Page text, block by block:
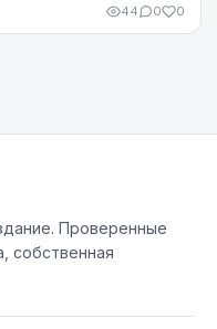
историю можно
44 0 0
Проверенные
собственная